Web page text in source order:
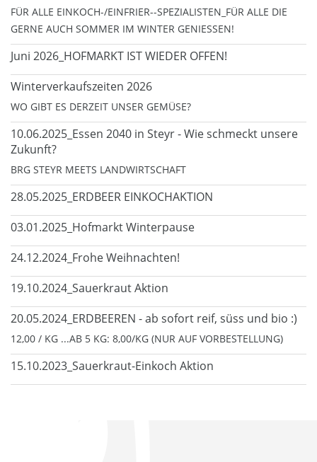
FÜR ALLE EINKOCH-/EINFRIER--SPEZIALISTEN_FÜR ALLE DIE
GERNE AUCH SOMMER IM WINTER GENIESSEN!
Juni 2026_HOFMARKT IST WIEDER OFFEN!
Winterverkaufszeiten 2026
WO GIBT ES DERZEIT UNSER GEMÜSE?
10.06.2025_Essen 2040 in Steyr - Wie schmeckt unsere
Zukunft?
BRG STEYR MEETS LANDWIRTSCHAFT
28.05.2025_ERDBEER EINKOCHAKTION
03.01.2025_Hofmarkt Winterpause
24.12.2024_Frohe Weihnachten!
19.10.2024_Sauerkraut Aktion
20.05.2024_ERDBEEREN - ab sofort reif, süss und bio :)
12,00 / KG ...AB 5 KG: 8,00/KG (NUR AUF VORBESTELLUNG)
15.10.2023_Sauerkraut-Einkoch Aktion